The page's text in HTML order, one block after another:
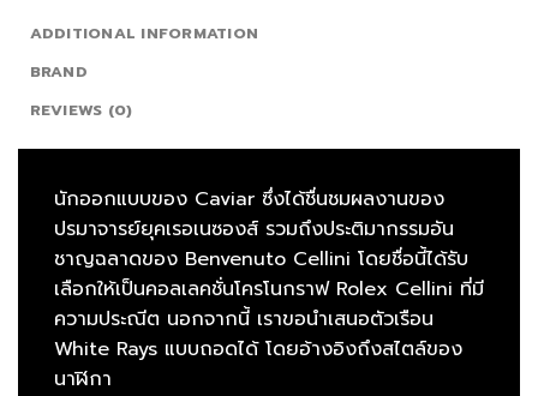
ADDITIONAL INFORMATION
BRAND
REVIEWS (0)
นักออกแบบของ Caviar ซึ่งได้ชื่นชมผลงานของ
ปรมาจารย์ยุคเรอเนซองส์ รวมถึงประติมากรรมอัน
ชาญฉลาดของ Benvenuto Cellini โดยชื่อนี้ได้รับ
เลือกให้เป็นคอลเลคชั่นโครโนกราฟ Rolex Cellini ที่มี
ความประณีต นอกจากนี้ เราขอนำเสนอตัวเรือน
White Rays แบบถอดได้ โดยอ้างอิงถึงสไตล์ของ
นาฬิกา